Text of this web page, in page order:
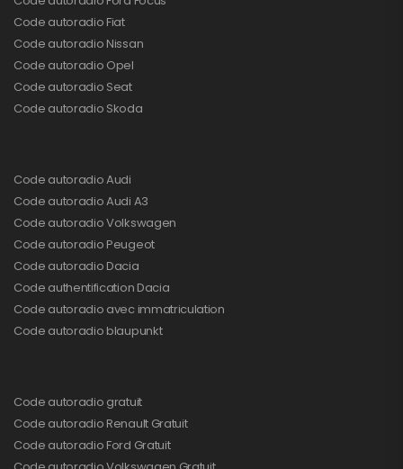
Code autoradio Fiat
Code autoradio Nissan
Code autoradio Opel
Code autoradio Seat
Code autoradio Skoda
Code autoradio Audi
Code autoradio Audi A3
Code autoradio Volkswagen
Code autoradio Peugeot
Code autoradio Dacia
Code authentification Dacia
Code autoradio avec immatriculation
Code autoradio blaupunkt
Code autoradio gratuit
Code autoradio Renault Gratuit
Code autoradio Ford Gratuit